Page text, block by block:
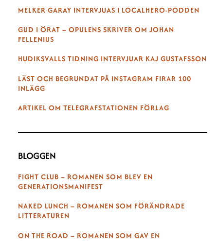
MELKER GARAY INTERVJUAS I LOCALHERO-PODDEN
GUD I ÖRAT – OPULENS SKRIVER OM JOHAN
FELLENIUS
HUDIKSVALLS TIDNING INTERVJUAR KAJ GUSTAFSSON
LÄST OCH BEGRUNDAT PÅ INSTAGRAM FIRAR 100
INLÄGG
ARTIKEL OM TELEGRAFSTATIONEN FÖRLAG
BLOGGEN
FIGHT CLUB – ROMANEN SOM BLEV EN
GENERATIONSMANIFEST
NAKED LUNCH – ROMANEN SOM FÖRÄNDRADE
LITTERATUREN
ON THE ROAD – ROMANEN SOM GAV EN